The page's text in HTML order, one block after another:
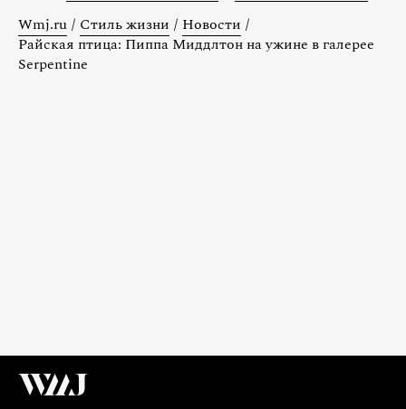
Wmj.ru / Стиль жизни / Новости /
Райская птица: Пиппа Миддлтон на ужине в галерее
Serpentine